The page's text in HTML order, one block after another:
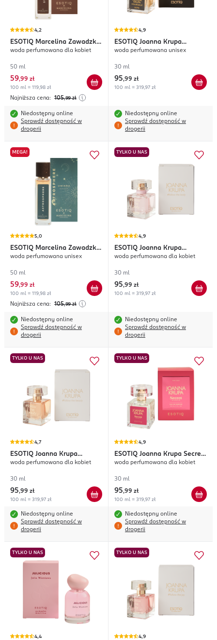
4,2
ESOTIQ Marcelina Zawadzka
Fresh Symphony
woda perfumowana dla kobiet
50 ml
59,99 zł
100 ml = 119,98 zł
Najniższa cena: 105,99 zł
Niedostępny online
Sprawdź dostępność w
drogerii
4,9
ESOTIQ Joanna Krupa
Yourself
woda perfumowana unisex
30 ml
95,99 zł
100 ml = 319,97 zł
Niedostępny online
Sprawdź dostępność w
drogerii
MEGA!
5,0
ESOTIQ Marcelina Zawadzka
Astrosphere
woda perfumowana unisex
50 ml
59,99 zł
100 ml = 119,98 zł
Najniższa cena: 105,99 zł
Niedostępny online
Sprawdź dostępność w
drogerii
TYLKO U NAS
4,9
ESOTIQ Joanna Krupa
#follow the body
woda perfumowana dla kobiet
30 ml
95,99 zł
100 ml = 319,97 zł
Niedostępny online
Sprawdź dostępność w
drogerii
TYLKO U NAS
4,7
ESOTIQ Joanna Krupa
#follow the beauty
woda perfumowana dla kobiet
30 ml
95,99 zł
100 ml = 319,97 zł
Niedostępny online
Sprawdź dostępność w
drogerii
TYLKO U NAS
4,9
ESOTIQ Joanna Krupa Secret
Sense
woda perfumowana dla kobiet
30 ml
95,99 zł
100 ml = 319,97 zł
Niedostępny online
Sprawdź dostępność w
drogerii
TYLKO U NAS
4,4
TYLKO U NAS
4,9